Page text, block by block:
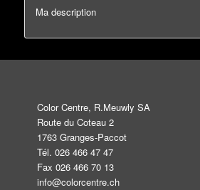
Ma description
Color Centre, R.Meuwly SA
Route du Coteau 2
1763 Granges-Paccot
Tél. 026 466 47 47
Fax 026 466 70 13
info@colorcentre.ch